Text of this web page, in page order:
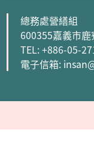
總務處營繕組
600355嘉義市
TEL: +886-05-
電子信箱: